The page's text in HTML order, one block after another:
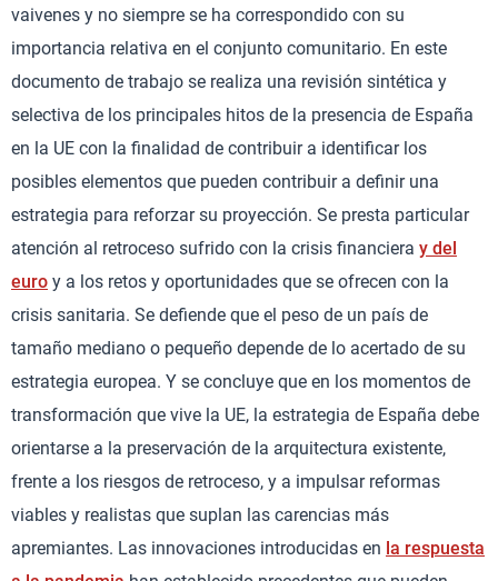
vaivenes y no siempre se ha correspondido con su
importancia relativa en el conjunto comunitario. En este
documento de trabajo se realiza una revisión sintética y
selectiva de los principales hitos de la presencia de España
en la UE con la finalidad de contribuir a identificar los
posibles elementos que pueden contribuir a definir una
estrategia para reforzar su proyección. Se presta particular
atención al retroceso sufrido con la crisis financiera y del
euro y a los retos y oportunidades que se ofrecen con la
crisis sanitaria. Se defiende que el peso de un país de
tamaño mediano o pequeño depende de lo acertado de su
estrategia europea. Y se concluye que en los momentos de
transformación que vive la UE, la estrategia de España debe
orientarse a la preservación de la arquitectura existente,
frente a los riesgos de retroceso, y a impulsar reformas
viables y realistas que suplan las carencias más
apremiantes. Las innovaciones introducidas en la respuesta